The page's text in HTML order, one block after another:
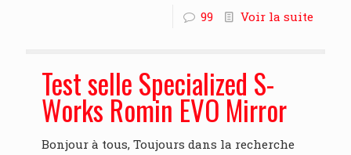
99 Voir la suite
Test selle Specialized S-
Works Romin EVO Mirror
Bonjour à tous, Toujours dans la recherche